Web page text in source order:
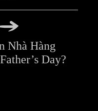
Nhà Hàng
Day?